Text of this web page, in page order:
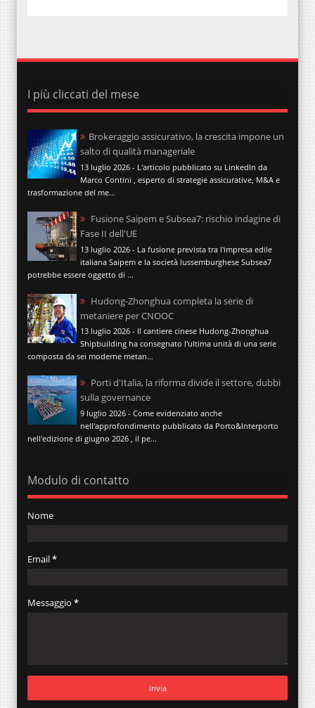
I più cliccati del mese
Brokeraggio assicurativo, la crescita impone un
salto di qualità manageriale
13 luglio 2026 - L'articolo pubblicato su LinkedIn da
Marco Contini , esperto di strategie assicurative, M&A e
trasformazione del me...
Fusione Saipem e Subsea7: rischio indagine di
Fase II dell'UE
13 luglio 2026 - La fusione prevista tra l'impresa edile
italiana Saipem e la società lussemburghese Subsea7
potrebbe essere oggetto di ...
Hudong-Zhonghua completa la serie di
metaniere per CNOOC
13 luglio 2026 - Il cantiere cinese Hudong-Zhonghua
Shipbuilding ha consegnato l'ultima unità di una serie
composta da sei moderne metan...
Porti d'Italia, la riforma divide il settore, dubbi
sulla governance
9 luglio 2026 - Come evidenziato anche
nell'approfondimento pubblicato da Porto&Interporto
nell'edizione di giugno 2026 , il pe...
Modulo di contatto
Nome
Email*
Messaggio *